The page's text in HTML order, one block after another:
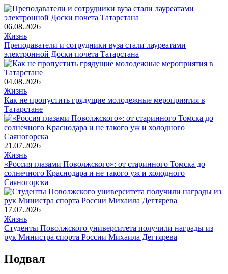
06.08.2026
Жизнь
Преподаватели и сотрудники вуза стали лауреатами
электронной Доски почета Татарстана
04.08.2026
Жизнь
Как не пропустить грядущие молодежные мероприятия в
Татарстане
21.07.2026
Жизнь
«Россия глазами Поволжского»: от старинного Томска до
солнечного Краснодара и не такого уж и холодного
Саяногорска
17.07.2026
Жизнь
Студенты Поволжского университета получили награды из
рук Министра спорта России Михаила Дегтярева
Подвал